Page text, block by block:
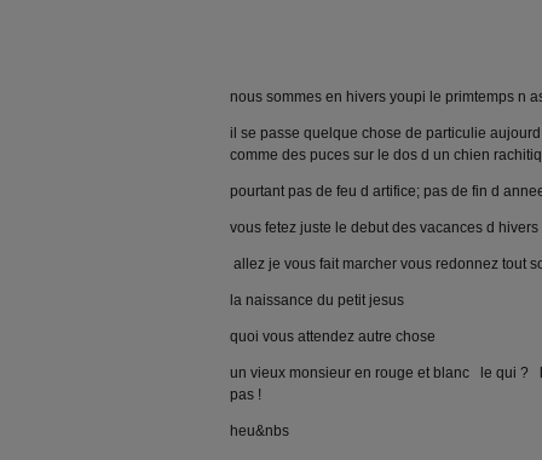
nous sommes en hivers youpi le primtemps n
il se passe quelque chose de particulie
comme des puces sur le dos d un chien
pourtant pas de feu d artifice; pas de fin d
vous fetez juste le debut des vacances d
allez je vous fait marcher vous redonnez tout
la naissance du petit jesus
quoi vous attendez autre chose
un vieux monsieur en rouge et blanc le qui ?
pas !
heu&nbs